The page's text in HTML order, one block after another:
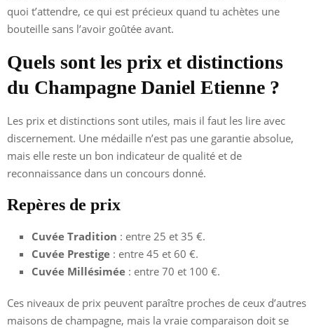
quoi t’attendre, ce qui est précieux quand tu achètes une
bouteille sans l’avoir goûtée avant.
Quels sont les prix et distinctions
du Champagne Daniel Etienne ?
Les prix et distinctions sont utiles, mais il faut les lire avec
discernement. Une médaille n’est pas une garantie absolue,
mais elle reste un bon indicateur de qualité et de
reconnaissance dans un concours donné.
Repères de prix
Cuvée Tradition : entre 25 et 35 €.
Cuvée Prestige : entre 45 et 60 €.
Cuvée Millésimée : entre 70 et 100 €.
Ces niveaux de prix peuvent paraître proches de ceux d’autres
maisons de champagne, mais la vraie comparaison doit se